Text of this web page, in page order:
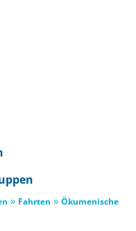
» Fahrten » Ökumenische